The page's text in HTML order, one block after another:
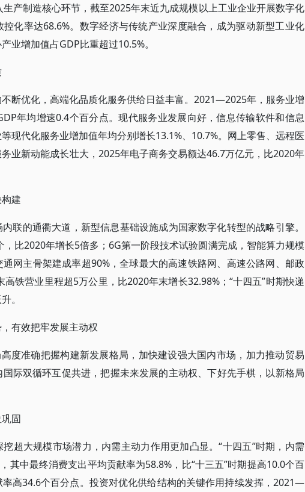
产制造核心环节，截至2025年末近九成规模以上工业企业开展数字化
化率达68.6%。数字经济与传统产业深度融合，成为驱动新型工业化
业增加值占GDP比重超过10.5%。
断优化，高端化品质化服务供给日益丰富。2021—2025年，服务业增
年均增速0.4个百分点。现代服务业发展向好，信息传输软件和信息
现代化服务业增加值年均分别增长13.1%、10.7%。网上零售、远程医
业新动能成长壮大，2025年电子商务交易额达46.7万亿元，比2020年
建
联的通衢大道，新型信息基础设施成为国家数字化转型的战略引擎。
比2020年增长5倍多；6G第一阶段技术试验圆满完成，智能算力规模
网主骨架建成率超90%，全球最大的高速铁路网、高速公路网、邮政
铁营业里程超5万公里，比2020年末增长32.98%；“十四五”时期快递
。
有效把牢发展主动权
度准确把握构建新发展格局，加快建设强大国内市场，加力推动贸易
际双循环互促共进，把握未来发展的主动权、下好先手棋，以新格局
固
超大规模市场潜力，内需主动力作用更加凸显。“十四五”时期，内需
其中最终消费支出平均贡献率为58.8%，比“十三五”时期提高10.0个百
高34.6个百分点。投资对优化供给结构的关键作用持续发挥，2021—